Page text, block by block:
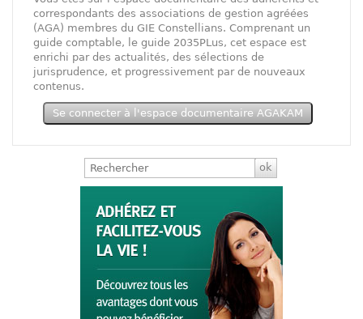
correspondants des associations de gestion agréées
(AGA) membres du GIE Constellians. Comprenant un
guide comptable, le guide 2035PLus, cet espace est
enrichi par des actualités, des sélections de
jurisprudence, et progressivement par de nouveaux
contenus.